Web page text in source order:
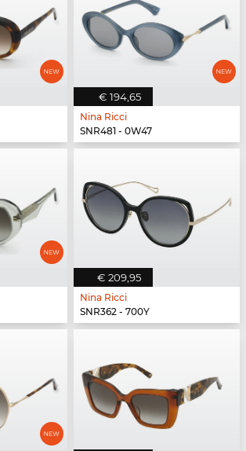
€ 194,65
Nina Ricci
SNR481 - 0W47
€ 209,95
Nina Ricci
SNR362 - 700Y